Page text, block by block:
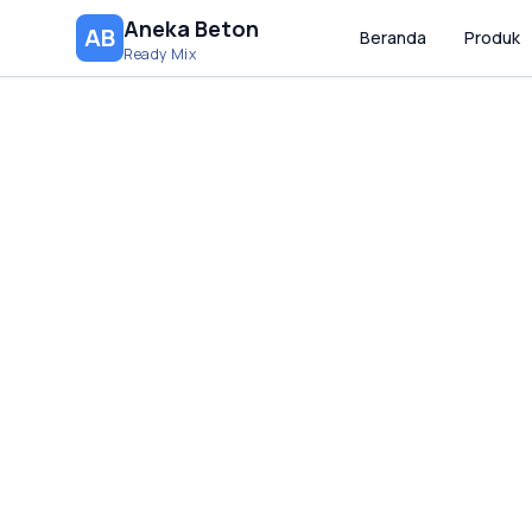
AB Aneka Beton
Ready Mix
Beranda Produk